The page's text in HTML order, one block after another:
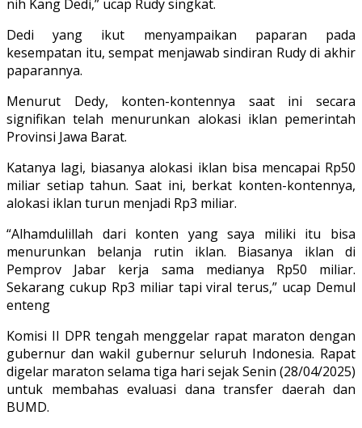
nih Kang Dedi,” ucap Rudy singkat.
Dedi yang ikut menyampaikan paparan pada
kesempatan itu, sempat menjawab sindiran Rudy di akhir
paparannya.
Menurut Dedy, konten-kontennya saat ini secara
signifikan telah menurunkan alokasi iklan pemerintah
Provinsi Jawa Barat.
Katanya lagi, biasanya alokasi iklan bisa mencapai Rp50
miliar setiap tahun. Saat ini, berkat konten-kontennya,
alokasi iklan turun menjadi Rp3 miliar.
“Alhamdulillah dari konten yang saya miliki itu bisa
menurunkan belanja rutin iklan. Biasanya iklan di
Pemprov Jabar kerja sama medianya Rp50 miliar.
Sekarang cukup Rp3 miliar tapi viral terus,” ucap Demul
enteng
Komisi II DPR tengah menggelar rapat maraton dengan
gubernur dan wakil gubernur seluruh Indonesia. Rapat
digelar maraton selama tiga hari sejak Senin (28/04/2025)
untuk membahas evaluasi dana transfer daerah dan
BUMD.